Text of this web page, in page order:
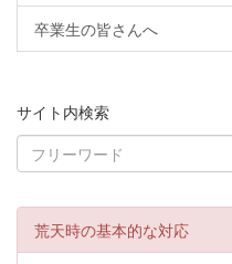
卒業生の皆さんへ
サイト内検索
荒天時の基本的な対応